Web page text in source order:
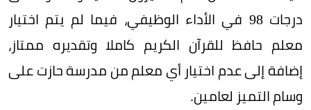
درجات 98 في الأداء الوظيفي، فيما لم يتم اختيار
معلم حافظ للقرآن الكريم كاملا وتقديره ممتاز،
إضافة إلى عدم اختيار أي معلم من مدرسة حازت على
وسام التميز لعامين.